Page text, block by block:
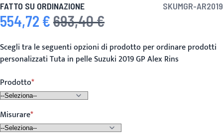
FATTO SU ORDINAZIONE SKUMGR-AR2019
Prezzo speciale
554,72 € Prezzo predefinito
693,40 €
Scegli tra le seguenti opzioni di prodotto per ordinare prodotti
personalizzati Tuta in pelle Suzuki 2019 GP Alex Rins
Prodotto
Misurare